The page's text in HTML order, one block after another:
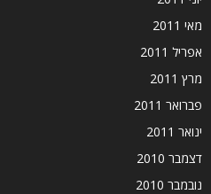
מאי 2011
אפריל 2011
מרץ 2011
פברואר 2011
ינואר 2011
דצמבר 2010
נובמבר 2010